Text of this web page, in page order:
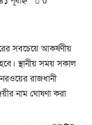
সবচেয়ে আকর্ষণীয়
স্থানীয় সময় সকাল
রাজধানী
নাম ঘোষণা করা